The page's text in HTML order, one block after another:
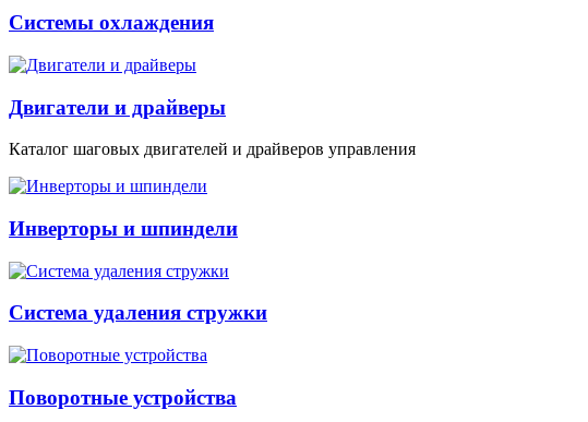
Системы охлаждения
Двигатели и драйверы
Каталог шаговых двигателей и драйверов управления
Инверторы и шпиндели
Система удаления стружки
Поворотные устройства